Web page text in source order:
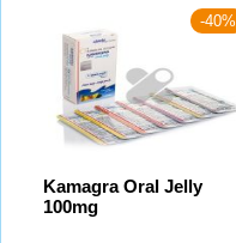
-40%
Kamagra Oral Jelly
100mg